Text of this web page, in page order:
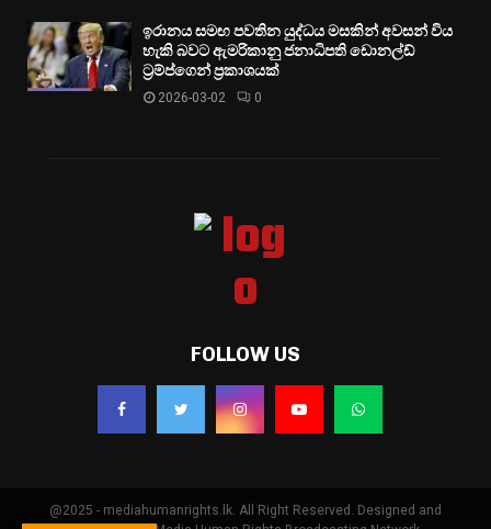
ඉරානය සමඟ පවතින යුද්ධය මසකින් අවසන් විය
හැකි බවට ඇමරිකානු ජනාධිපති ඩොනල්ඩ්
ට්‍රම්ප්ගෙන් ප්‍රකාශයක්
2026-03-02 0
FOLLOW US
@2025 - mediahumanrights.lk. All Right Reserved. Designed and